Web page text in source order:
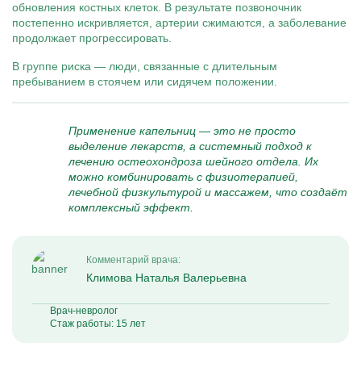
обновления костных клеток. В результате позвоночник
постепенно искривляется, артерии сжимаются, а заболевание
продолжает прогрессировать.
В группе риска — люди, связанные с длительным
пребыванием в стоячем или сидячем положении.
Применение капельниц — это не просто
выделение лекарств, а системный подход к
лечению остеохондроза шейного отдела. Их
можно комбинировать с физиотерапией,
лечебной физкультурой и массажем, что создаёт
комплексный эффект.
Комментарий врача:
Климова Наталья Валерьевна
Врач-невролог
Стаж работы: 15 лет